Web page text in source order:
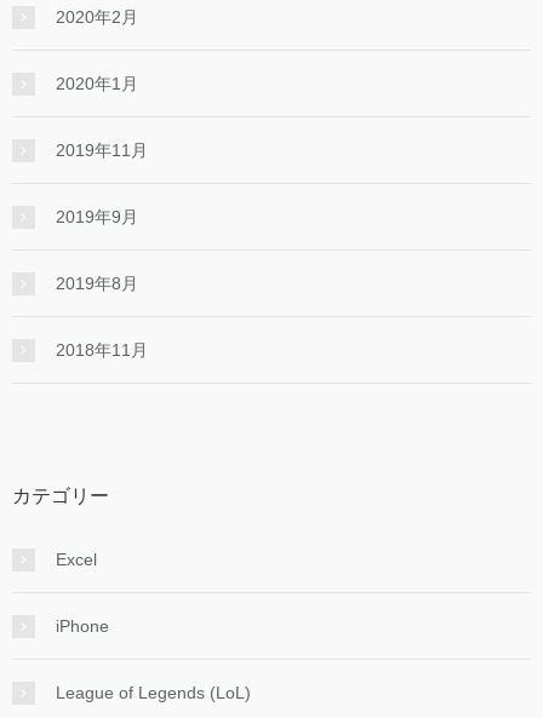
2020年2月
2020年1月
2019年11月
2019年9月
2019年8月
2018年11月
カテゴリー
Excel
iPhone
League of Legends (LoL)